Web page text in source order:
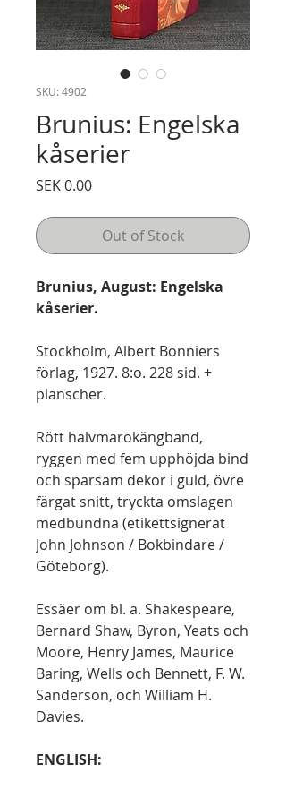
SKU: 4902
Brunius: Engelska
kåserier
SEK 0.00Price
Out of Stock
Brunius, August: Engelska
kåserier.
Stockholm, Albert Bonniers
förlag, 1927. 8:o. 228 sid. +
planscher.
Rött halvmarokängband,
ryggen med fem upphöjda bind
och sparsam dekor i guld, övre
färgat snitt, tryckta omslagen
medbundna (etikettsignerat
John Johnson / Bokbindare /
Göteborg).
Essäer om bl. a. Shakespeare,
Bernard Shaw, Byron, Yeats och
Moore, Henry James, Maurice
Baring, Wells och Bennett, F. W.
Sanderson, och William H.
Davies.
ENGLISH: